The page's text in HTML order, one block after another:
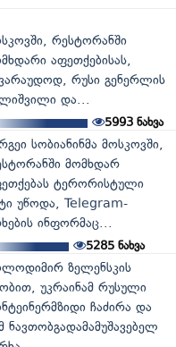
რესტორანში
აფეთქებისას,
რუსი გენერლის
და...
5993 ნახვა
სობიანინმა მოსკოვში,
მომხდარ
ტერორისტული
უწოდა, Telegram-
ინფორმაც...
5285 ნახვა
ზელენსკის
უკრაინამ რუსული
ჩაძირა და
ნავთობგადამამუშავებელ